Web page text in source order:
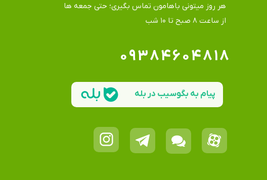
هر روز میتونی باهامون تماس بگیری؛ حتی جمعه ها
​​​​​​​از ساعت ۸ صبح تا ۱۰ شب
۰۹۳۸۴۶۰۴۸۱۸
پیام به بگوسیب در بله